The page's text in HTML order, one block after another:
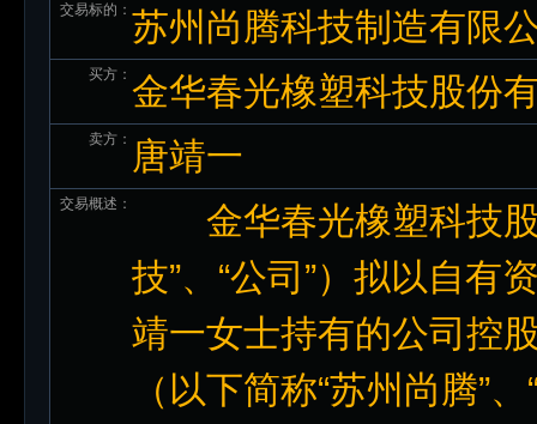
交易标的： 苏州尚腾科技制造有限
买方： 金华春光橡塑科技股份
卖方： 唐靖一
交易概述：
金华春光橡塑科技股
技”、“公司”）拟以自有
靖一女士持有的公司控
（以下简称“苏州尚腾”